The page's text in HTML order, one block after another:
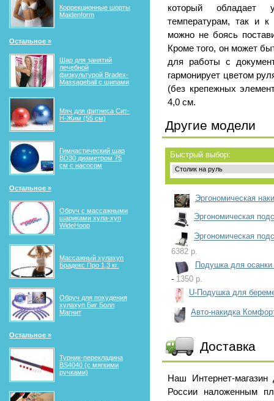
Коррекционные шорты
Maidenform
Остальное »
Шар для занятий
лечебной
физкультурой Bradex-
Massageball с шипами
Мяч для фитнеса Сит-
Н-Жим (55 см)
Гимнастический шар
BD30 диаметром 75
см с насосом
Остальное »
Обруч с массажными
шариками хула-хуп
WideHoop
Массажный хулахуп
Брадекс Про 1,3 кг.
Обруч для похудения
хулахуп Биг Болл
Магнит
Остальное »
Турник-перекладина
BS4040 (с мягкими
ручками)
который обладает
температурам, так и к
можно не боясь
Кроме того, он может
для работы с
гармонирует цветом
(без крепежных
4,0 см.
Другие модели
Быстрый выбор:
Эргономическая
Эргономическая
Эргономическая
6382 р.
Подушка для
- 1350 р.
U-Подушка для
Авто-накидка
Доставка
Наш Интернет-магазин
России наложенным